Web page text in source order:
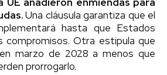
Una cláusula garantiza que el
hasta que Estados
compromisos. Otra estipula que
marzo de 2028 a menos que
prorrogarlo.